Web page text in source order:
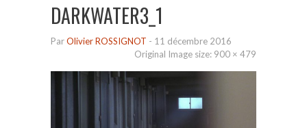
DARKWATER3_1
ParOlivier ROSSIGNOT - 11 décembre 2016
Original Image size: 900 × 479